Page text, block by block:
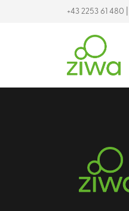
+43 2253 61 480